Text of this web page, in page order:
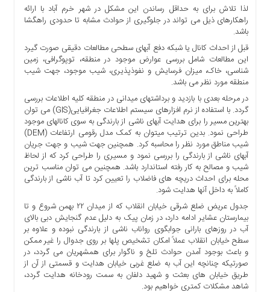
چند
رسانه
ارتباط
برگه
تعرفه
درباره
لذا تلاش برای به حداقل رساندن این مشکل در شهر خرم آباد با ارائه
راهکارهای ذیل می تواند در جلوگیری از حوادث مشابه تا حدودی راهگشا
باشد.
قبل از احداث کانال یا شبکه دفع آبهای سطحی مطالعات دقیقی صورت گیرد
این مطالعات شامل بررسی عوارض موجود در منطقه، توپوگرافی، زمین
شناسی، خاک، میزان فرسایش و نفوذپذیری، شیب موجود، جهت شیب
منطقه مورد نظر می باشد.
در مرحله بعدی با بازدید و برداشتهای میدانی در منطقه کلیه اطلاعات بررسی
گردد. با استفاده از نرم افزارهای سیستم اطلاعات جغرافیایی(GIS) می توان
بهترین مسیر را برای هدایت آبهای ناشی از بارندگی به سوی کانالهای موجود
طراحی نمود. بدین ترتیب میتوان به کمک مدل رقومی ارتفاعات (DEM)
شیب مناطق مورد نظر را محاسبه کرد. همچنین جهت شیب و جهت جریان
آبهای ناشی از بارندگی را بررسی نمود و مسیری را طراحی کرد که از لحاظ
شیب و مصالح به کار رفته استاندارد باشد. همچنین می توان مناسب ترین
محله برای احداث دریچه های فاضلاب را تعیین کرد تا آب ناشی از بارندگی
کاملاً به داخل آنها هدایت شود.
جدول عریض ضلع شرقی خیابان انقلاب که از میدان ۲۲ بهمن شروع و تا
بیمارستان عشایر ادامه دارد، در زمان پیک به دلیل عدم گنجایش دبی بالای
آب در روزهای بارانی جوابگوی رواناب ناشی از بارندگی نبوده و علاوه بر
سطح خیابان انقلاب عملاً امکان تشخیص پلها بر روی جدوال را غیر ممکن
و باعث بوجود آمدن حوادث تلخ و ناگوار برای همشهریان می گردد، در
صورتیکه چنانچه این آب به ضلع غربی خیابان هدایت و قسمتی از آن از
طریق خیابان های بعثت و شهید دلفان به سمت رودخانه هدایت گردد،
شاهد مشکلات کمتری خواهیم بود.